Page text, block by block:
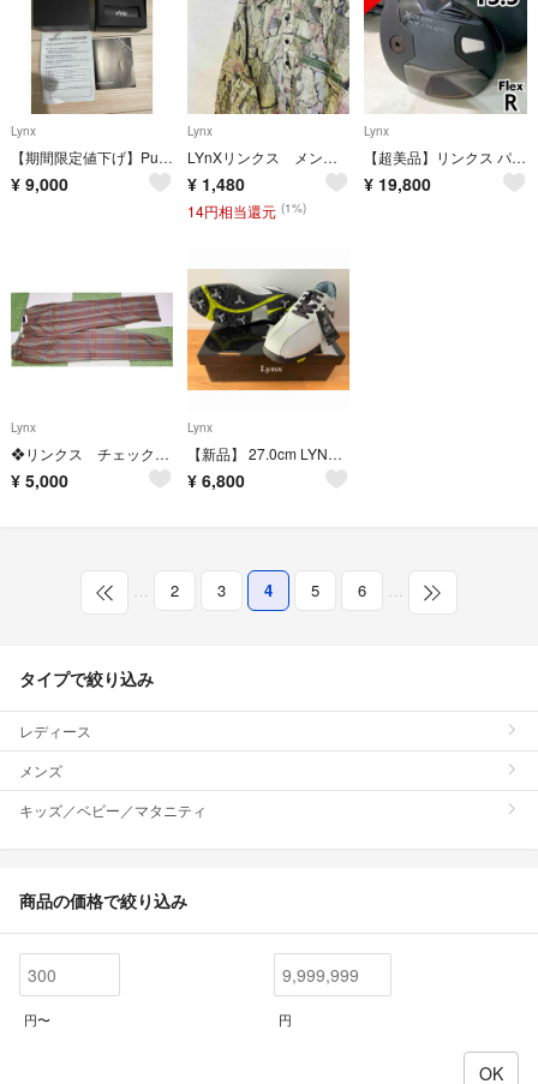
Lynx
【期間限定値下げ】Putting View リンクス 最先端AIパター練習器具
¥ 9,000
Lynx
LYnXリンクス メンズ総柄 長袖ポロシャツMサイズ レトロ オシャレ
¥ 1,480
14円相当還元 (1%)
Lynx
【超美品】リンクス パララックス 305 SD-X ミニドライバー 2025
¥ 19,800
Lynx
❖リンクス チェックパンツ❖股下70 未着用 制電抗菌防臭機能付き
¥ 5,000
Lynx
【新品】 27.0cm LYNX(リンクス) ゴルフシューズ LXSH-7568
¥ 6,800
… 2 3 4 5 6 …
タイプで絞り込み
レディース
メンズ
キッズ／ベビー／マタニティ
商品の価格で絞り込み
円〜 円